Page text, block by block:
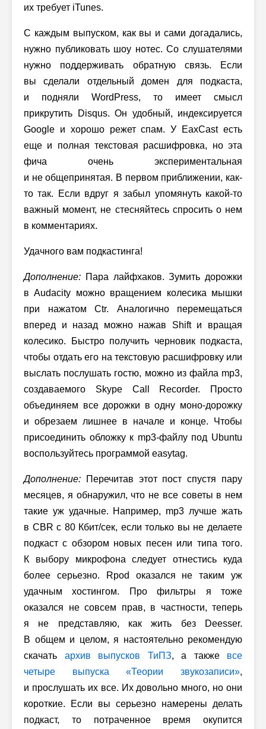
их требует iTunes.
С каждым выпуском, как вы и сами догадались,
нужно публиковать шоу нотес. Со слушателями
нужно поддерживать обратную связь. Если
вы сделали отдельный домен для подкаста,
и подняли WordPress, то имеет смысл
прикрутить Disqus. Он удобный, индексируется
Google и хорошо режет спам. У EaxCast есть
еще и полная текстовая расшифровка, но эта
фича очень экспериментальная
и не общепринятая. В первом приближении, как-
то так. Если вдруг я забыл упомянуть какой-то
важный момент, не стесняйтесь спросить о нем
в комментариях.
Удачного вам подкастинга!
Дополнение: Пара лайфхаков. Зумить дорожки
в Audacity можно вращением колесика мышки
при нажатом Ctr. Аналогично перемещаться
вперед и назад можно нажав Shift и вращая
колесико. Быстро получить черновик подкаста,
чтобы отдать его на текстовую расшифровку или
выслать послушать гостю, можно из файла mp3,
создаваемого Skype Call Recorder. Просто
объединяем все дорожки в одну моно-дорожку
и обрезаем лишнее в начале и конце. Чтобы
присоединить обложку к mp3-файлу под Ubuntu
воспользуйтесь программой easytag.
Дополнение: Перечитав этот пост спустя пару
месяцев, я обнаружил, что не все советы в нем
такие уж удачные. Например, mp3 лучше жать
в CBR с 80 Кбит/сек, если только вы не делаете
подкаст с обзором новых песен или типа того.
К выбору микрофона следует отнестись куда
более серьезно. Rpod оказался не таким уж
удачным хостингом. Про фильтры я тоже
оказался не совсем прав, в частности, теперь
я не представляю, как жить без Deesser.
В общем и целом, я настоятельно рекомендую
скачать архив выпусков ТиПЗ, а также все
четыре выпуска «Теории звукозаписи»,
и прослушать их все. Их довольно много, но они
короткие. Если вы серьезно намерены делать
подкаст, то потраченное время окупится